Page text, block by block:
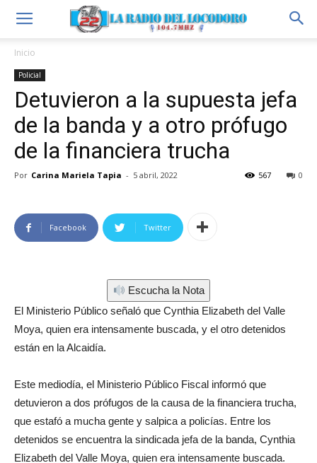
Inicio
Policial
Detuvieron a la supuesta jefa
de la banda y a otro prófugo
de la financiera trucha
Por Carina Mariela Tapia - 5 abril, 2022 0
567
Facebook Twitter
Escucha la Nota
El Ministerio Público señaló que Cynthia Elizabeth del Valle
Moya, quien era intensamente buscada, y el otro detenidos
están en la Alcaidía.
Este mediodía, el Ministerio Público Fiscal informó que
detuvieron a dos prófugos de la causa de la financiera trucha,
que estafó a mucha gente y salpica a policías. Entre los
detenidos se encuentra la sindicada jefa de la banda, Cynthia
Elizabeth del Valle Moya, quien era intensamente buscada.